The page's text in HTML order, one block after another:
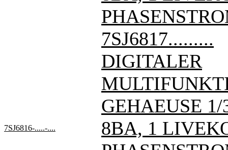
7SJ6817.........
7SJ6816-.....-....
DIGITALER
GEHAEUSE
8BA, 1